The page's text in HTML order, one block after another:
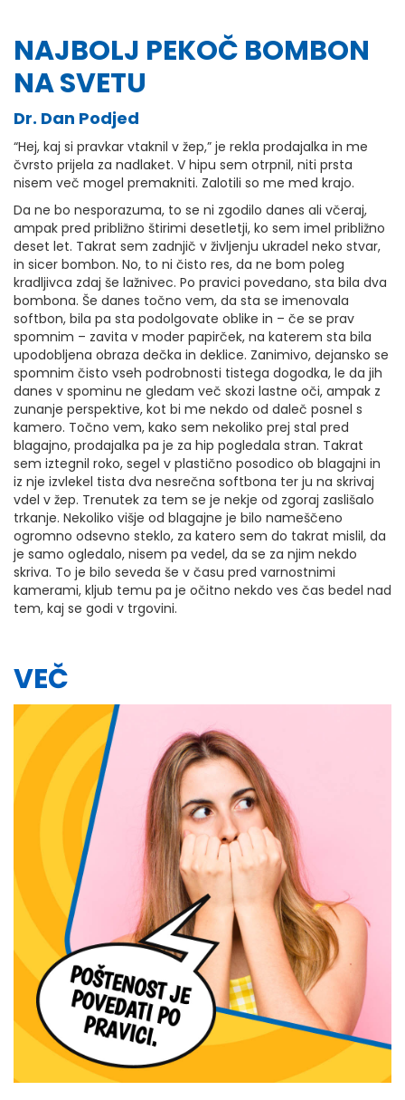
NAJBOLJ PEKOČ BOMBON
NA SVETU
Dr. Dan Podjed
“Hej, kaj si pravkar vtaknil v žep,” je rekla prodajalka in me
čvrsto prijela za nadlaket. V hipu sem otrpnil, niti prsta
nisem več mogel premakniti. Zalotili so me med krajo.
Da ne bo nesporazuma, to se ni zgodilo danes ali včeraj,
ampak pred približno štirimi desetletji, ko sem imel približno
deset let. Takrat sem zadnjič v življenju ukradel neko stvar,
in sicer bombon. No, to ni čisto res, da ne bom poleg
kradljivca zdaj še lažnivec. Po pravici povedano, sta bila dva
bombona. Še danes točno vem, da sta se imenovala
softbon, bila pa sta podolgovate oblike in – če se prav
spomnim – zavita v moder papirček, na katerem sta bila
upodobljena obraza dečka in deklice. Zanimivo, dejansko se
spomnim čisto vseh podrobnosti tistega dogodka, le da jih
danes v spominu ne gledam več skozi lastne oči, ampak z
zunanje perspektive, kot bi me nekdo od daleč posnel s
kamero. Točno vem, kako sem nekoliko prej stal pred
blagajno, prodajalka pa je za hip pogledala stran. Takrat
sem iztegnil roko, segel v plastično posodico ob blagajni in
iz nje izvlekel tista dva nesrečna softbona ter ju na skrivaj
vdel v žep. Trenutek za tem se je nekje od zgoraj zaslišalo
trkanje. Nekoliko višje od blagajne je bilo nameščeno
ogromno odsevno steklo, za katero sem do takrat mislil, da
je samo ogledalo, nisem pa vedel, da se za njim nekdo
skriva. To je bilo seveda še v času pred varnostnimi
kamerami, kljub temu pa je očitno nekdo ves čas bedel nad
tem, kaj se godi v trgovini.
VEČ